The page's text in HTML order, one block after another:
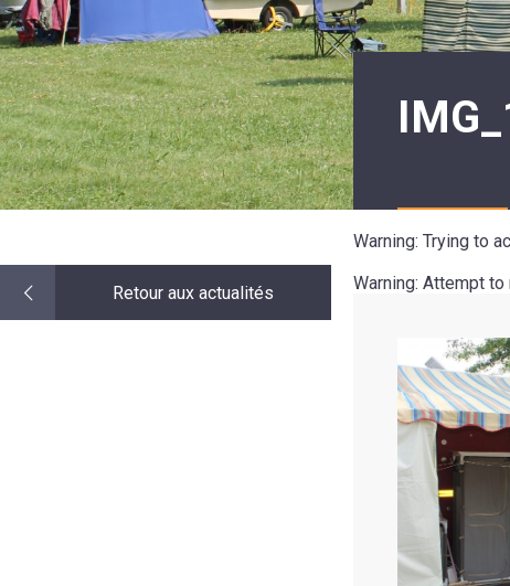
20ÈME
SIÈCLE
MUNICIPAL
ARRÊTÉS
ET
DÉCISIONS
DU
MAIRE
LE
MOT
DE
LA
MINORITÉ
11
-
Retour aux actualités
Warning: Trying to
Warning: Attempt to